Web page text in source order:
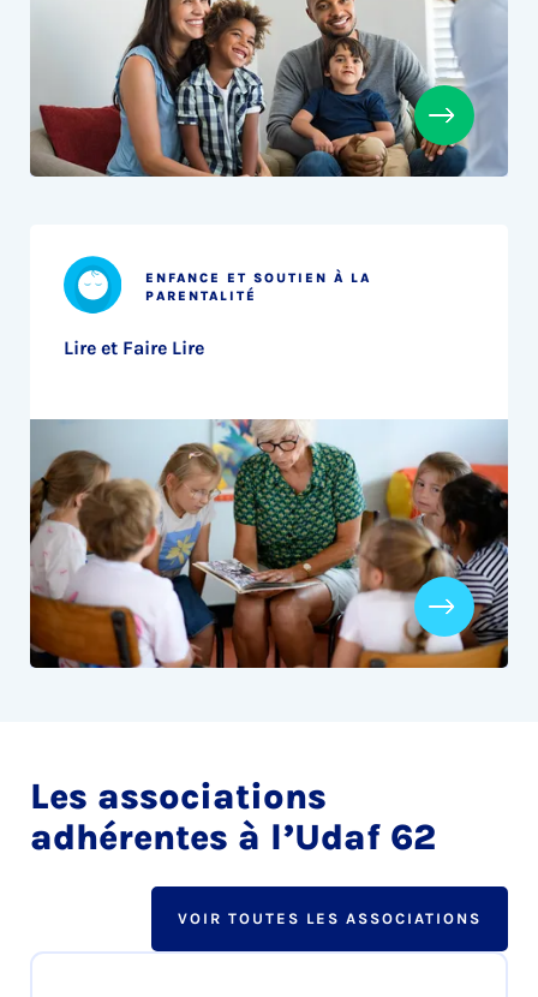
ENFANCE ET SOUTIEN À LA
PARENTALITÉ
Lire et Faire Lire
Les associations
adhérentes à l’Udaf 62
VOIR TOUTES LES ASSOCIATIONS